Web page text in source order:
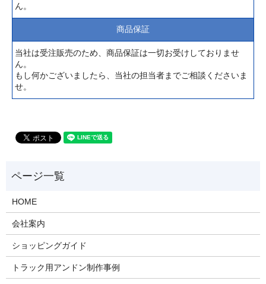
ん。
商品保証
当社は受注販売のため、商品保証は一切お受けしておりませ
ん。
もし何かございましたら、当社の担当者までご相談くださいま
せ。
HOME
会社案内
ショッピングガイド
トラック用アンドン制作事例